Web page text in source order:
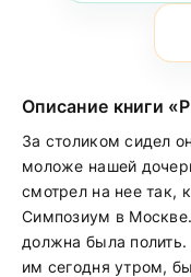
Описание книги
За столиком сидел
моложе нашей
смотрел на нее так,
Симпозиум в
должна была
им сегодня утром,